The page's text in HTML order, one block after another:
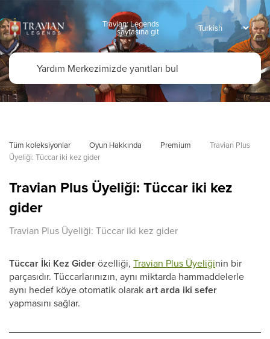
Travian: Legends
sayfasına git
Tüm koleksiyonlar Oyun Hakkında Premium
Travian Plus
Üyeliği: Tüccar iki kez gider
Travian Plus Üyeliği: Tüccar iki kez
gider
Travian Plus Üyeliği: Tüccar iki kez gider
Tüccar İki Kez Giderözelliği, Travian Plus Üyeliğinin bir
parçasıdır. Tüccarlarınızın, aynı miktarda hammaddelerle
aynı hedef köye otomatik olarakart arda iki sefer
yapmasını sağlar.